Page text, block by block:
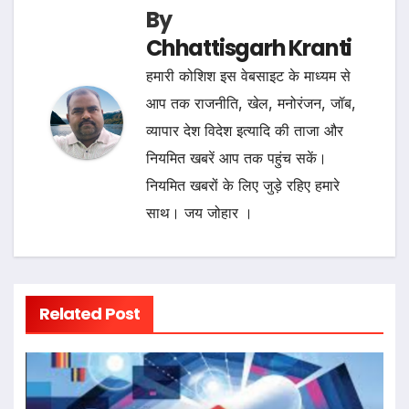
By
Chhattisgarh Kranti
हमारी कोशिश इस वेबसाइट के माध्यम से
आप तक राजनीति, खेल, मनोरंजन, जॉब,
व्यापार देश विदेश इत्यादि की ताजा और
नियमित खबरें आप तक पहुंच सकें।
नियमित खबरों के लिए जुड़े रहिए हमारे
साथ। जय जोहार ।
Related Post